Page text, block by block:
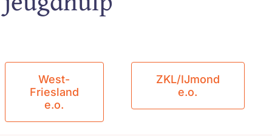
West-
Friesland
e.o.
ZKL/IJmond
e.o.